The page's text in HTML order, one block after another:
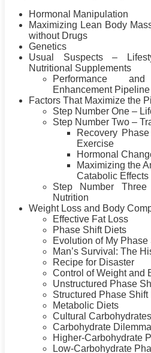
Hormonal Manipulation
Maximizing Lean Body
without Drugs
Genetics
Usual Suspects –
Nutritional Supplements
Performance
Enhancement Pipeline
Factors That Maximize the
Step Number One –
Step Number Two –
Recovery
Exercise
Hormonal
Maximizing the
Catabolic
Step Number
Nutrition
Weight Loss and Body
Effective Fat Loss
Phase Shift Diets
Evolution of My Phase
Man’s Survival: The
Recipe for Disaster
Control of Weight and
Unstructured Phase
Structured Phase Shift
Metabolic Diets
Cultural Carbohydrates
Carbohydrate Dilemma
Higher-Carbohydrate
Low-Carbohydrate